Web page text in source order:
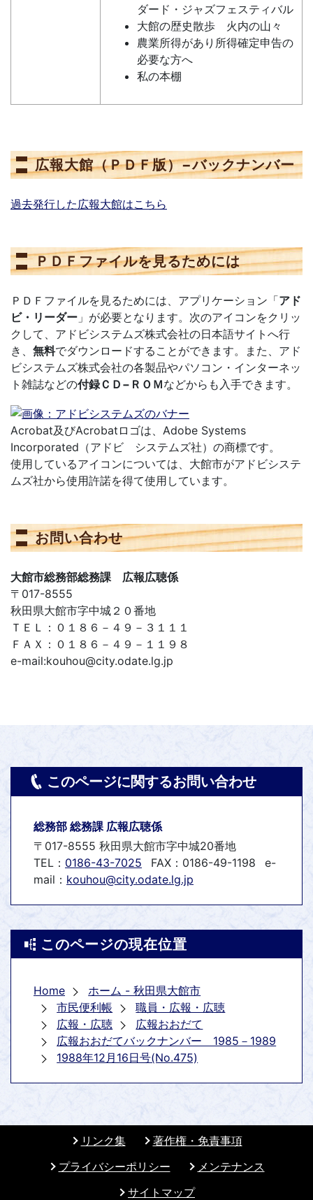
ダード・ジャズフェスティバル
大館の歴史散歩 火内の山々
農業所得があり所得確定申告の
必要な方へ
私の本棚
広報大館（ＰＤＦ版）−バックナンバー
過去発行した広報大館はこちら
ＰＤＦファイルを見るためには
ＰＤＦファイルを見るためには、アプリケーション「アド
ビ・リーダー 」が必要となります。次のアイコンをクリッ
クして、アドビシステムズ株式会社の日本語サイトへ行
き、 無料でダウンロードすることができます。また、アド
ビシステムズ株式会社の各製品やパソコン・インターネッ
ト雑誌などの付録ＣＤ−ＲＯＭなどからも入手できます。
Acrobat及びAcrobatロゴは、Adobe Systems
Incorporated（アドビ システムズ社）の商標です。
使用しているアイコンについては、大館市がアドビシステ
ムズ社から使用許諾を得て使用しています。
お問い合わせ
大館市総務部総務課 広報広聴係
〒017-8555
秋田県大館市字中城２０番地
ＴＥＬ：０１８６－４９－３１１１
ＦＡＸ：０１８６－４９－１１９８
e-mail:kouhou@city.odate.lg.jp
このページに関するお問い合わせ
総務部 総務課 広報広聴係
〒017-8555 秋田県大館市字中城20番地
TEL： 0186-43-7025 FAX：0186-49-1198
e-
mail： kouhou@city.odate.lg.jp
このページの現在位置
Home
ホーム - 秋田県大館市
市民便利帳
職員・広報・広聴
広報・広聴
広報おおだて
広報おおだてバックナンバー 1985－1989
1988年12月16日号(No.475)
リンク集
著作権・免責事項
プライバシーポリシー
メンテナンス
サイトマップ